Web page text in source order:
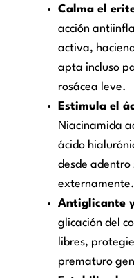
Calma el
acción
activa,
apta incluso
rosácea leve.
Estimula el
Niacinamida
ácido
desde adentro
externamente.
Antiglicante
glicación del
libres,
prematuro